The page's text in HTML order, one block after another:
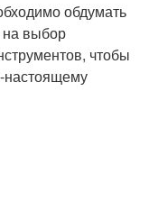
обдумать
на выбор
чтобы
настоящему